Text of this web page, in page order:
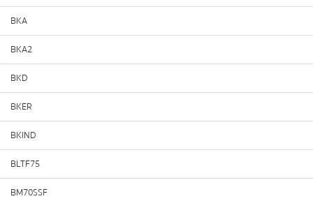
BKA
BKA2
BKD
BKER
BKIND
BLTF75
BM70SSF